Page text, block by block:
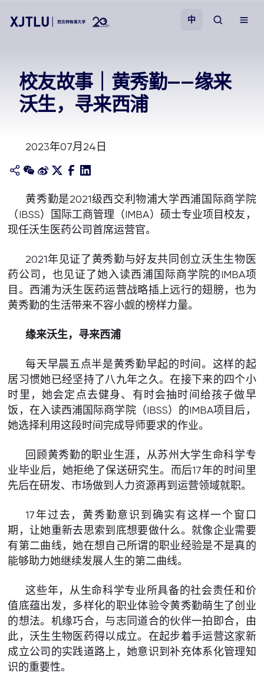
招生
学院
校园生活
中
校友故事｜黄秀勤——缘来
沃生，寻来西浦
2023年07月24日
黄秀勤是2021级西交利物浦大学西浦国际商学院
（IBSS）国际工商管理（IMBA）硕士专业项目校友，
现任沃生医药公司首席运营官。
2021年见证了黄秀勤与好友共同创立沃生生物医
药公司，也见证了她入读西浦国际商学院的IMBA项
目。西浦为沃生医药运营战略插上远行的翅膀，也为
黄秀勤的生活带来不容小觑的榜样力量。
缘来沃生，寻来西浦
每天早晨五点半是黄秀勤早起的时间。这样的起
居习惯她已经坚持了八九年之久。在接下来的四个小
时里，她会定点去健身、有时会抽时间给孩子做早
饭，在入读西浦国际商学院（IBSS）的IMBA项目后，
她选择利用这段时间完成导师要求的作业。
回顾黄秀勤的职业生涯，从苏州大学生命科学专
业毕业后，她拒绝了保送研究生。而后17年的时间里
先后在研发、市场做到人力资源再到运营领域就职。
17年过去，黄秀勤意识到确实有这样一个窗口
期，让她重新去思索到底想要做什么。就像企业需要
有第二曲线，她在想自己所谓的职业经验是不是真的
能够助力她继续发展人生的第二曲线。
这些年，从生命科学专业所具备的社会责任和价
值底蕴出发，多样化的职业体验令黄秀勤萌生了创业
的想法。机缘巧合，与志同道合的伙伴一拍即合，由
此，沃生生物医药得以成立。在起步着手运营这家新
成立公司的实践道路上，她意识到补充体系化管理知
识的重要性。